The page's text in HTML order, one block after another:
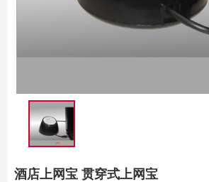
酒店上网宝 贯穿式上网宝